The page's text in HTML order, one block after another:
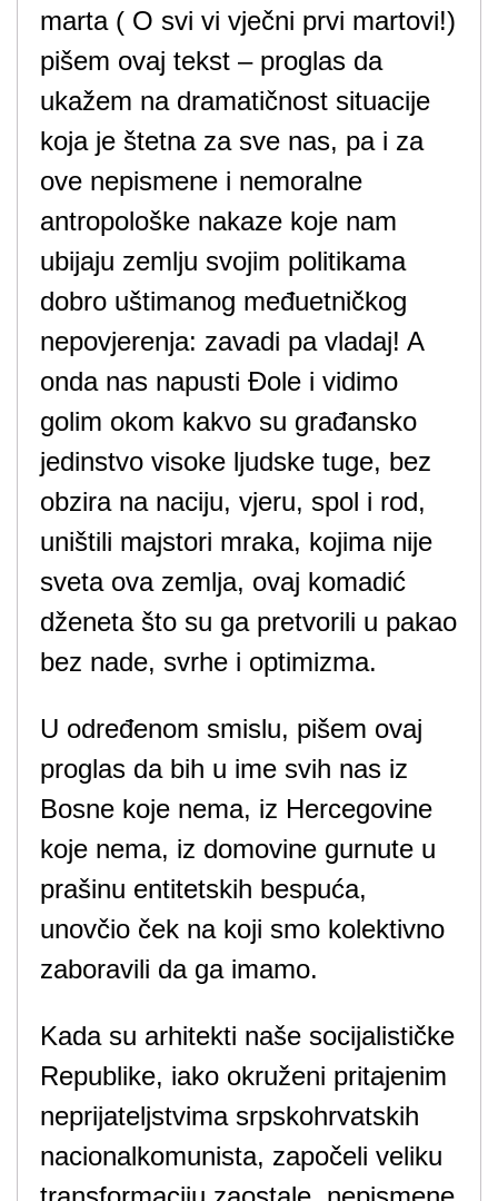
marta ( O svi vi vječni prvi martovi!)
pišem ovaj tekst – proglas da
ukažem na dramatičnost situacije
koja je štetna za sve nas, pa i za
ove nepismene i nemoralne
antropološke nakaze koje nam
ubijaju zemlju svojim politikama
dobro uštimanog međuetničkog
nepovjerenja: zavadi pa vladaj! A
onda nas napusti Đole i vidimo
golim okom kakvo su građansko
jedinstvo visoke ljudske tuge, bez
obzira na naciju, vjeru, spol i rod,
uništili majstori mraka, kojima nije
sveta ova zemlja, ovaj komadić
dženeta što su ga pretvorili u pakao
bez nade, svrhe i optimizma.
U određenom smislu, pišem ovaj
proglas da bih u ime svih nas iz
Bosne koje nema, iz Hercegovine
koje nema, iz domovine gurnute u
prašinu entitetskih bespuća,
unovčio ček na koji smo kolektivno
zaboravili da ga imamo.
Kada su arhitekti naše socijalističke
Republike, iako okruženi pritajenim
neprijateljstvima srpskohrvatskih
nacionalkomunista, započeli veliku